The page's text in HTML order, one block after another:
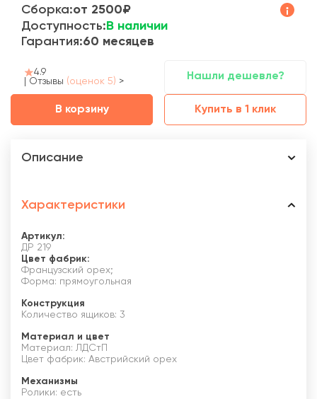
Сборка:от 2500₽
Доступность: В наличии
Гарантия:60 месяцев
4.9
Отзывы (оценок 5) > Нашли дешевле?
В корзину Купить в 1 клик
Описание
Характеристики
Артикул:
ДР 219
Цвет фабрик:
Французский орех;
Форма: прямоугольная
Конструкция
Количество ящиков: 3
Материал и цвет
Материал: ЛДСтП
Цвет фабрик: Австрийский орех
Механизмы
Ролики: есть